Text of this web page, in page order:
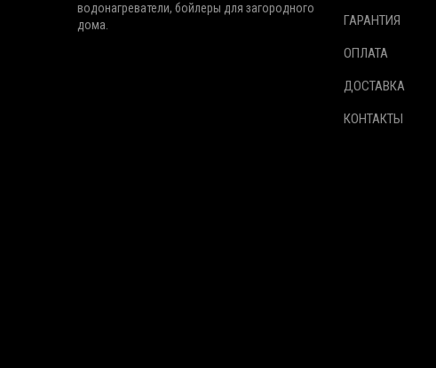
водонагреватели, бойлеры для загородного
дома.
ГАРАНТИЯ
ОПЛАТА
ДОСТАВКА
КОНТАКТЫ